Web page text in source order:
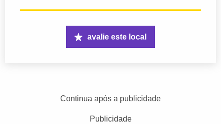
avalie este local
Continua após a publicidade
Publicidade